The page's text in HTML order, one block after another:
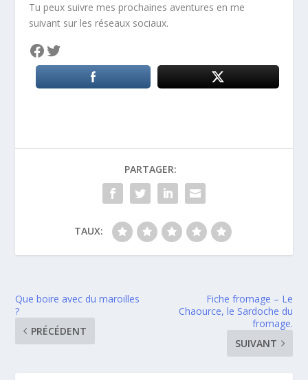
Tu peux suivre mes prochaines aventures en me
suivant sur les réseaux sociaux.
Facebook Twitter
PARTAGER:
TAUX:
Que boire avec du maroilles
?
PRÉCÉDENT
Fiche fromage – Le
Chaource, le Sardoche du
fromage.
SUIVANT